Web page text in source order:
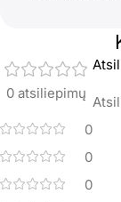
0 atsiliepimų
0
0
0